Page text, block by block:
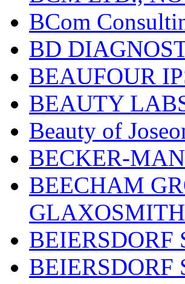
BCom
BD
BEAUFOUR
BEAUTY
Beauty of
BECKER-
BEECHAM
BEIERSDORF
BEIERSDORF